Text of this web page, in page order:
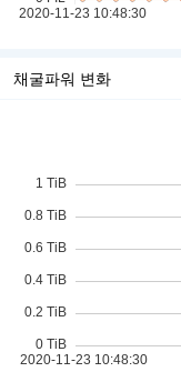
채굴파워 변화